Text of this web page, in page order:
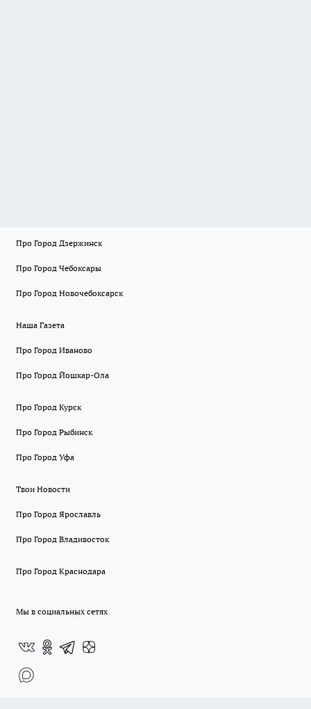
Про Город Дзержинск
Про Город Чебоксары
Про Город Новочебоксарск
Наша Газета
Про Город Иваново
Про Город Йошкар-Ола
Про Город Курск
Про Город Рыбинск
Про Город Уфа
Твои Новости
Про Город Ярославль
Про Город Владивосток
Про Город Краснодара
Мы в социальных сетях